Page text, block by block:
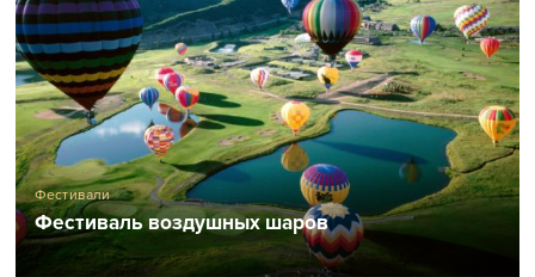
Фестивали
Фестиваль воздушных шаров